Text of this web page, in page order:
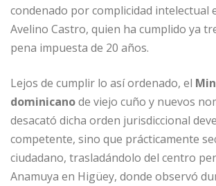
condenado por complicidad intelectual
Avelino Castro, quien ha cumplido ya
pena impuesta de 20 años.
Lejos de cumplir lo así ordenado, el
dominicanode viejo cuño y nuevos
desacató dicha orden jurisdiccional
competente, sino que prácticamente
ciudadano, trasladándolo del centro
Anamuya en Higüey, donde observó